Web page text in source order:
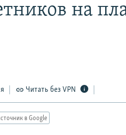
на
Читать без VPN
в Google